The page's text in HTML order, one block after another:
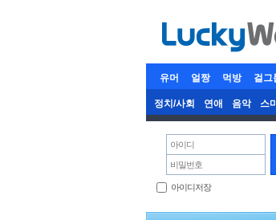
유머 얼짱 먹방 걸그
정치/사회 연애 음악 스
아이디
비밀번호
아이디저장